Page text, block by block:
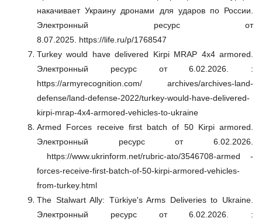
накачивает Украину дронами для ударов по России.
Электронный ресурс от
8.07.2025. https://life.ru/p/1768547
Turkey would have delivered Kirpi MRAP 4x4 armored.
Электронный
ресурс от6.02.2026. :
https://armyrecognition.com/ archives/archives-land-
defense/land-defense-2022/turkey-would-have-delivered-
kirpi-mrap-4x4-armored-vehicles-to-ukraine
Armed Forces receive first batch of 50 Kirpi armored.
Электронный ресурс от 6.02.2026.
https://www.ukrinform.net/rubric-ato/3546708-armed -
forces-receive-first-batch-of-50-kirpi-armored-vehicles-
from-turkey.html
The Stalwart Ally: Türkiye's Arms Deliveries to Ukraine.
Электронный ресурс от 6.02.2026. :